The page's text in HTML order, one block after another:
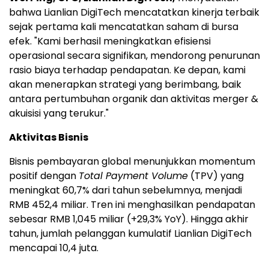
bahwa Lianlian DigiTech mencatatkan kinerja terbaik
sejak pertama kali mencatatkan saham di bursa
efek. "Kami berhasil meningkatkan efisiensi
operasional secara signifikan, mendorong penurunan
rasio biaya terhadap pendapatan. Ke depan, kami
akan menerapkan strategi yang berimbang, baik
antara pertumbuhan organik dan aktivitas merger &
akuisisi yang terukur."
Aktivitas Bisnis
Bisnis pembayaran global menunjukkan momentum
positif dengan Total Payment Volume (TPV) yang
meningkat 60,7% dari tahun sebelumnya, menjadi
RMB 452,4 miliar. Tren ini menghasilkan pendapatan
sebesar RMB 1,045 miliar (+29,3% YoY). Hingga akhir
tahun, jumlah pelanggan kumulatif Lianlian DigiTech
mencapai 10,4 juta.